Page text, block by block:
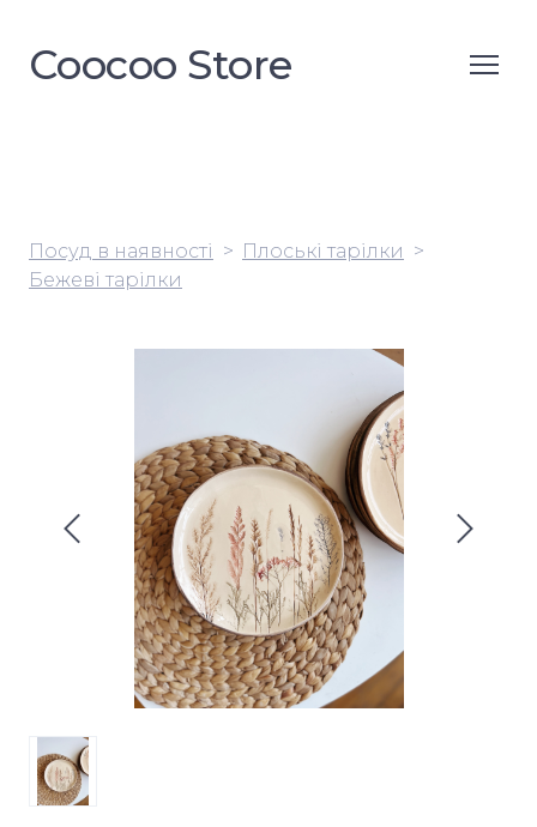
Coocoo Store
Посуд в наявності
Плоські тарілки
Бежеві тарілки